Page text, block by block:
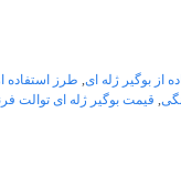
از بوگیر ژله ای, طرز استفاده
, قیمت بوگیر ژله ای توالت